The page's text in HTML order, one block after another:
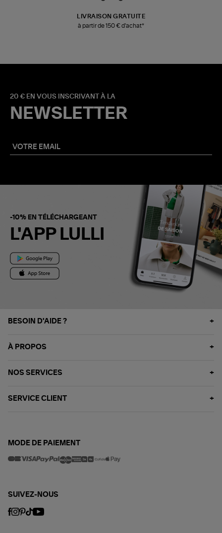
LIVRAISON GRATUITE
à partir de 150 € d'achat*
20 € EN VOUS INSCRIVANT À LA
NEWSLETTER
-10% EN TÉLÉCHARGEANT
L'APP LULLI
BESOIN D'AIDE ?
À PROPOS
NOS SERVICES
SERVICE CLIENT
MODE DE PAIEMENT
SUIVEZ-NOUS